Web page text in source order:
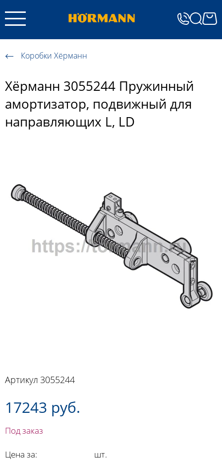
Коробки Хёрманн
Хёрманн 3055244 Пружинный
амортизатор, подвижный для
направляющих L, LD
Артикул 3055244
17243 руб.
Под заказ
Цена за: шт.